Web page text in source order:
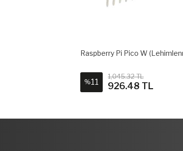
Raspberry Pi Pico W
%11
1,045.32 TL
926.48 TL